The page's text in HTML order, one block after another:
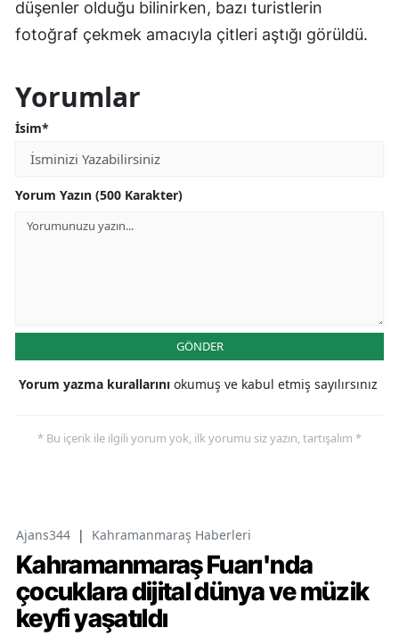
düşenler olduğu bilinirken, bazı turistlerin
fotoğraf çekmek amacıyla çitleri aştığı görüldü.
Yorumlar
İsim*
Yorum Yazın (500 Karakter)
GÖNDER
Yorum yazma kurallarını okumuş ve kabul etmiş sayılırsınız
* Bu içerik ile ilgili yorum yok, ilk yorumu siz yazın, tartışalım *
Ajans344 | Kahramanmaraş Haberleri
Kahramanmaraş Fuarı'nda
çocuklara dijital dünya ve müzik
keyfi yaşatıldı